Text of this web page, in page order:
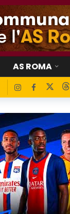
AS ROMA